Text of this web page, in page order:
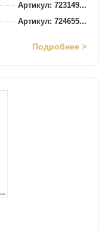
Артикул: 723149...
Артикул: 724655...
Подробнее >